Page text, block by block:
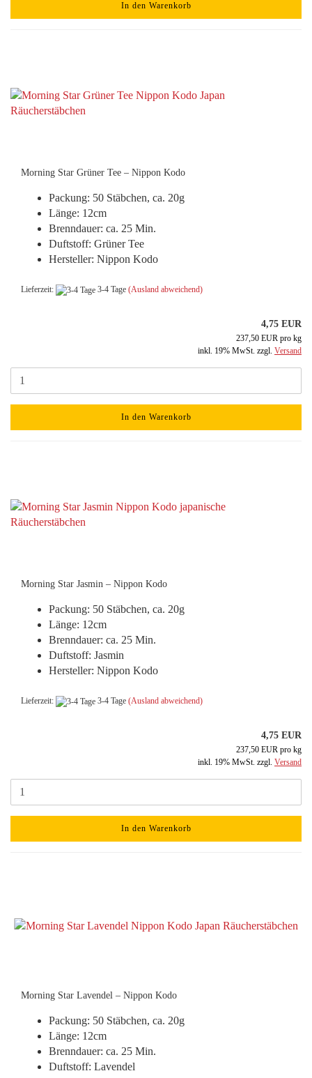
In den Warenkorb
Morning Star Grüner Tee – Nippon Kodo
Packung: 50 Stäbchen, ca. 20g
Länge: 12cm
Brenndauer: ca. 25 Min.
Duftstoff: Grüner Tee
Hersteller: Nippon Kodo
Lieferzeit: 3-4 Tage (Ausland abweichend)
4,75 EUR
237,50 EUR pro kg
inkl. 19% MwSt. zzgl. Versand
In den Warenkorb
Morning Star Jasmin – Nippon Kodo
Packung: 50 Stäbchen, ca. 20g
Länge: 12cm
Brenndauer: ca. 25 Min.
Duftstoff: Jasmin
Hersteller: Nippon Kodo
Lieferzeit: 3-4 Tage (Ausland abweichend)
4,75 EUR
237,50 EUR pro kg
inkl. 19% MwSt. zzgl. Versand
In den Warenkorb
Morning Star Lavendel – Nippon Kodo
Packung: 50 Stäbchen, ca. 20g
Länge: 12cm
Brenndauer: ca. 25 Min.
Duftstoff: Lavendel